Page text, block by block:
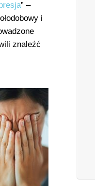
” –
i
znaleźć